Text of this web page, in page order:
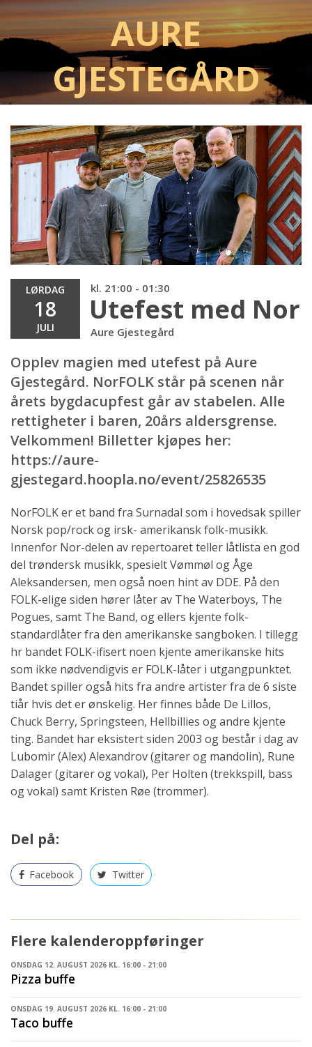
Aure
Gjestegård
LØRDAG
18
JULI
kl. 21:00 - 01:30
Utefest med
Aure Gjestegård
Opplev magien med utefest på Aure
Gjestegård. NorFOLK står på scenen når
årets bygdacupfest går av stabelen. Alle
rettigheter i baren, 20års aldersgrense.
Velkommen! Billetter kjøpes her:
https://aure-
gjestegard.hoopla.no/event/25826535
NorFOLK er et band fra Surnadal som i hovedsak spiller
Norsk pop/rock og irsk- amerikansk folk-musikk.
Innenfor Nor-delen av repertoaret teller låtlista en god
del trøndersk musikk, spesielt Vømmøl og Åge
Aleksandersen, men også noen hint av DDE. På den
FOLK-elige siden hører låter av The Waterboys, The
Pogues, samt The Band, og ellers kjente folk-
standardlåter fra den amerikanske sangboken. I tillegg
hr bandet FOLK-ifisert noen kjente amerikanske hits
som ikke nødvendigvis er FOLK-låter i utgangpunktet.
Bandet spiller også hits fra andre artister fra de 6 siste
tiår hvis det er ønskelig. Her finnes både De Lillos,
Chuck Berry, Springsteen, Hellbillies og andre kjente
ting. Bandet har eksistert siden 2003 og består i dag av
Lubomir (Alex) Alexandrov (gitarer og mandolin), Rune
Dalager (gitarer og vokal), Per Holten (trekkspill, bass
og vokal) samt Kristen Røe (trommer).
Del på:
Facebook Twitter
Flere kalenderoppføringer
ONSDAG 12. AUGUST 2026 KL. 16:00 - 21:00
Pizza buffe
ONSDAG 19. AUGUST 2026 KL. 16:00 - 21:00
Taco buffe